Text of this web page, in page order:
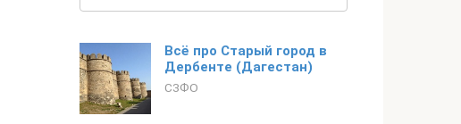
Всё про Старый город в
Дербенте (Дагестан)
СЗФО